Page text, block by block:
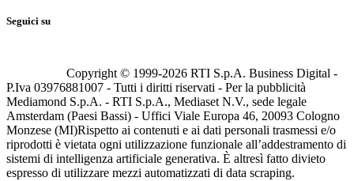
Seguici su
Copyright © 1999-2026 RTI S.p.A. Business Digital -
P.Iva 03976881007 - Tutti i diritti riservati - Per la pubblicità
Mediamond S.p.A. - RTI S.p.A., Mediaset N.V., sede legale
Amsterdam (Paesi Bassi) - Uffici Viale Europa 46, 20093 Cologno
Monzese (MI)Rispetto ai contenuti e ai dati personali trasmessi e/o
riprodotti è vietata ogni utilizzazione funzionale all’addestramento di
sistemi di intelligenza artificiale generativa. È altresì fatto divieto
espresso di utilizzare mezzi automatizzati di data scraping.